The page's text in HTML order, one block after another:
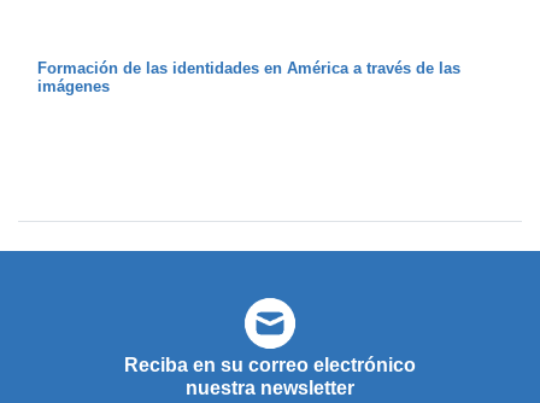
Formación de las identidades en América a través de las
imágenes
Reciba en su correo electrónico
nuestra newsletter